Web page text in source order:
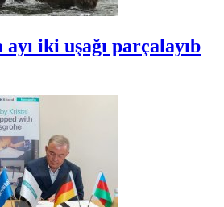
iki uşağı parçalayıb